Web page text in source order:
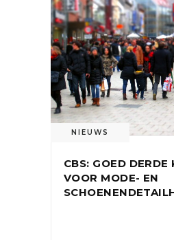
NIEUWS
CBS: GOED DERDE
VOOR MODE- EN